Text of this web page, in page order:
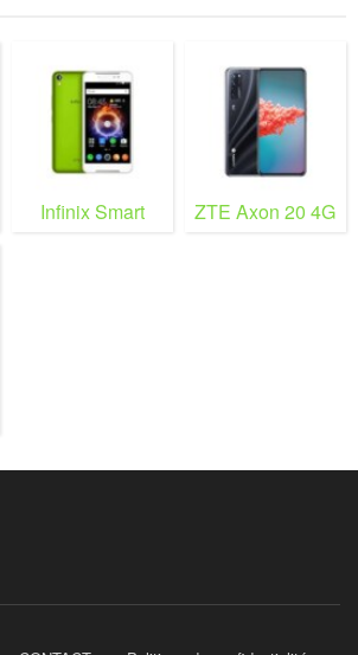
Infinix Smart ZTE Axon 20 4G